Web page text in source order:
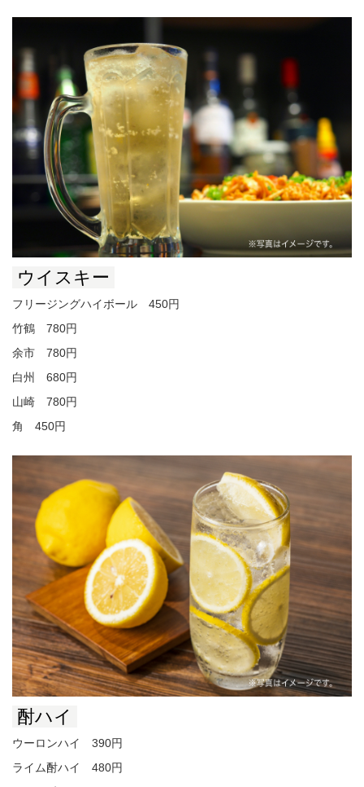
ウイスキー
フリージングハイボール 450円
竹鶴 780円
余市 780円
白州 680円
山崎 780円
角 450円
酎ハイ
ウーロンハイ 390円
ライム酎ハイ 480円